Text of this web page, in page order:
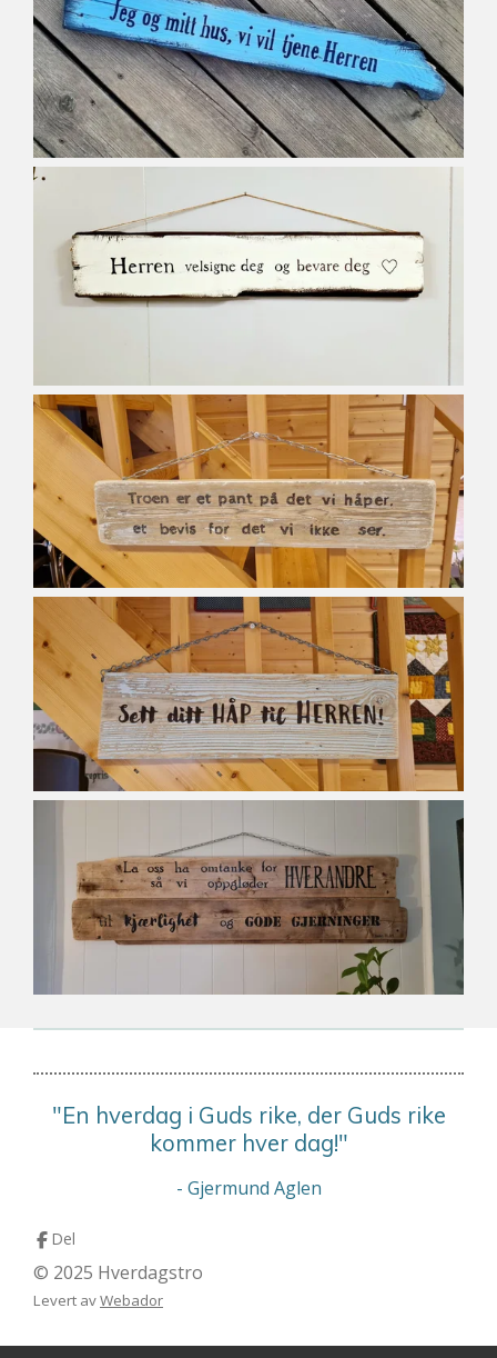
"En hverdag i Guds rike, der Guds rike
kommer hver dag!"
- Gjermund Aglen
Del
© 2025 Hverdagstro
Levert avWebador